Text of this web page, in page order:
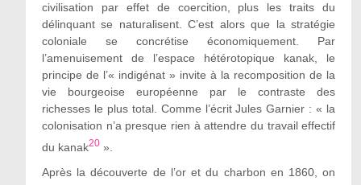
civilisation par effet de coercition, plus les traits du
délinquant se naturalisent. C’est alors que la stratégie
coloniale se concrétise économiquement. Par
l’amenuisement de l’espace hétérotopique kanak, le
principe de l’« indigénat » invite à la recomposition de la
vie bourgeoise européenne par le contraste des
richesses le plus total. Comme l’écrit Jules Garnier : « la
colonisation n’a presque rien à attendre du travail effectif
du kanak20».
Après la découverte de l’or et du charbon en 1860, on